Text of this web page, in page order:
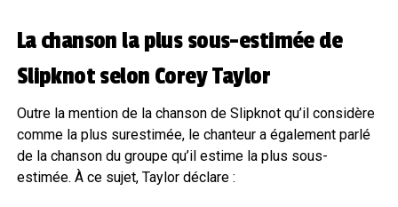
La chanson la plus sous-estimée de
Slipknot selon Corey Taylor
Outre la mention de la chanson de Slipknot qu’il considère
comme la plus surestimée, le chanteur a également parlé
de la chanson du groupe qu’il estime la plus sous-
estimée. À ce sujet, Taylor déclare :